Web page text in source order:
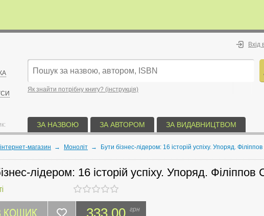
Вхід
Як знайти потрібну книгу? (інструкція)
ЗА НАЗВОЮ ЗА АВТОРОМ ЗА ВИДАВНИЦТВОМ
магазин → Моноліт → Бути бізнес-лідером: 16 історій успіху. Упоряд.
лідером: 16 історій успіху. Упоряд.
КОШИК 333.00 грн